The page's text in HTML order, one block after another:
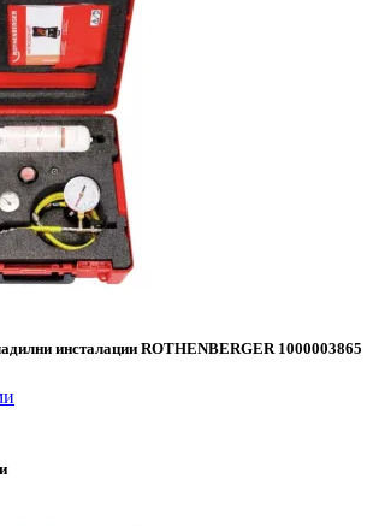
инсталации ROTHENBERGER 1000003865